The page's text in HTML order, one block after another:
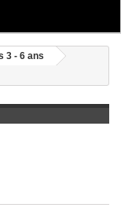
+
+
+
3 - 6 ans